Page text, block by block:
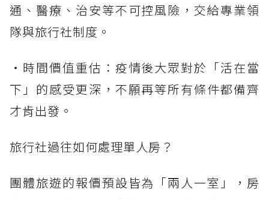
通、醫療、治安等不可控風險，交給專業領
隊與旅行社制度。
・時間價值重估：疫情後大眾對於「活在當
下」的感受更深，不願再等所有條件都備齊
才肯出發。
旅行社過往如何處理單人房？
團體旅遊的報價預設皆為「兩人一室」，房